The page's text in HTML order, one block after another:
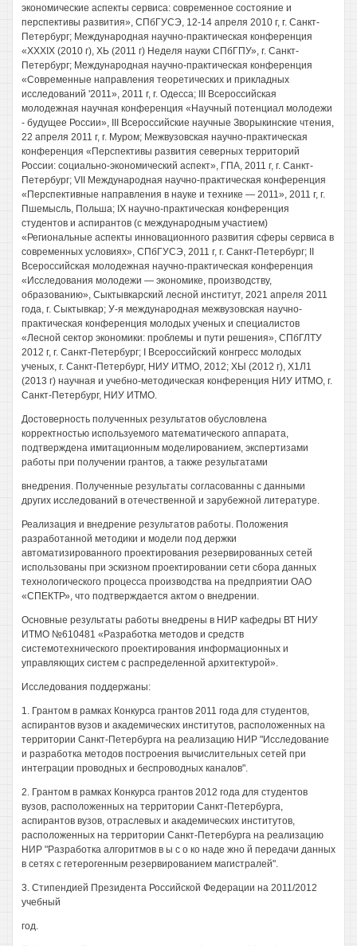
экономические аспекты сервиса: современное состояние и
перспективы развития», СПбГУСЭ, 12-14 апреля 2010 г, г. Санкт-
Петербург; Международная научно-практическая конференция
«XXXIX (2010 г), ХЬ (2011 г) Неделя науки СПбГПУ», г. Санкт-
Петербург; Международная научно-практическая конференция
«Современные направления теоретических и прикладных
исследований '2011», 2011 г, г. Одесса; III Всероссийская
молодежная научная конференция «Научный потенциал молодежи
- будущее России», III Всероссийские научные Зворыкинские чтения,
22 апреля 2011 г, г. Муром; Межвузовская научно-практическая
конференция «Перспективы развития северных территорий
России: социально-экономический аспект», ГПА, 2011 г, г. Санкт-
Петербург; VII Международная научно-практическая конференция
«Перспективные направления в науке и технике — 2011», 2011 г, г.
Пшемысль, Польша; IX научно-практическая конференция
студентов и аспирантов (с международным участием)
«Региональные аспекты инновационного развития сферы сервиса в
современных условиях», СПбГУСЭ, 2011 г, г. Санкт-Петербург; II
Всероссийская молодежная научно-практическая конференция
«Исследования молодежи — экономике, производству,
образованию», Сыктывкарский лесной институт, 2021 апреля 2011
года, г. Сыктывкар; У-я международная межвузовская научно-
практическая конференция молодых ученых и специалистов
«Лесной сектор экономики: проблемы и пути решения», СПбГЛТУ
2012 г, г. Санкт-Петербург; I Всероссийский конгресс молодых
ученых, г. Санкт-Петербург, НИУ ИТМО, 2012; ХЫ (2012 г), Х1Л1
(2013 г) научная и учебно-методическая конференция НИУ ИТМО, г.
Санкт-Петербург, НИУ ИТМО.
Достоверность полученных результатов обусловлена
корректностью используемого математического аппарата,
подтверждена имитационным моделированием, экспертизами
работы при получении грантов, а также результатами
внедрения. Полученные результаты согласованны с данными
других исследований в отечественной и зарубежной литературе.
Реализация и внедрение результатов работы. Положения
разработанной методики и модели под держки
автоматизированного проектирования резервированных сетей
использованы при эскизном проектировании сети сбора данных
технологического процесса производства на предприятии ОАО
«СПЕКТР», что подтверждается актом о внедрении.
Основные результаты работы внедрены в НИР кафедры ВТ НИУ
ИТМО №610481 «Разработка методов и средств
системотехнического проектирования информационных и
управляющих систем с распределенной архитектурой».
Исследования поддержаны:
1. Грантом в рамках Конкурса грантов 2011 года для студентов,
аспирантов вузов и академических институтов, расположенных на
территории Санкт-Петербурга на реализацию НИР "Исследование
и разработка методов построения вычислительных сетей при
интеграции проводных и беспроводных каналов".
2. Грантом в рамках Конкурса грантов 2012 года для студентов
вузов, расположенных на территории Санкт-Петербурга,
аспирантов вузов, отраслевых и академических институтов,
расположенных на территории Санкт-Петербурга на реализацию
НИР "Разработка алгоритмов в ы с о ко наде жно й передачи данных
в сетях с гетерогенным резервированием магистралей".
3. Стипендией Президента Российской Федерации на 2011/2012
учебный
год.